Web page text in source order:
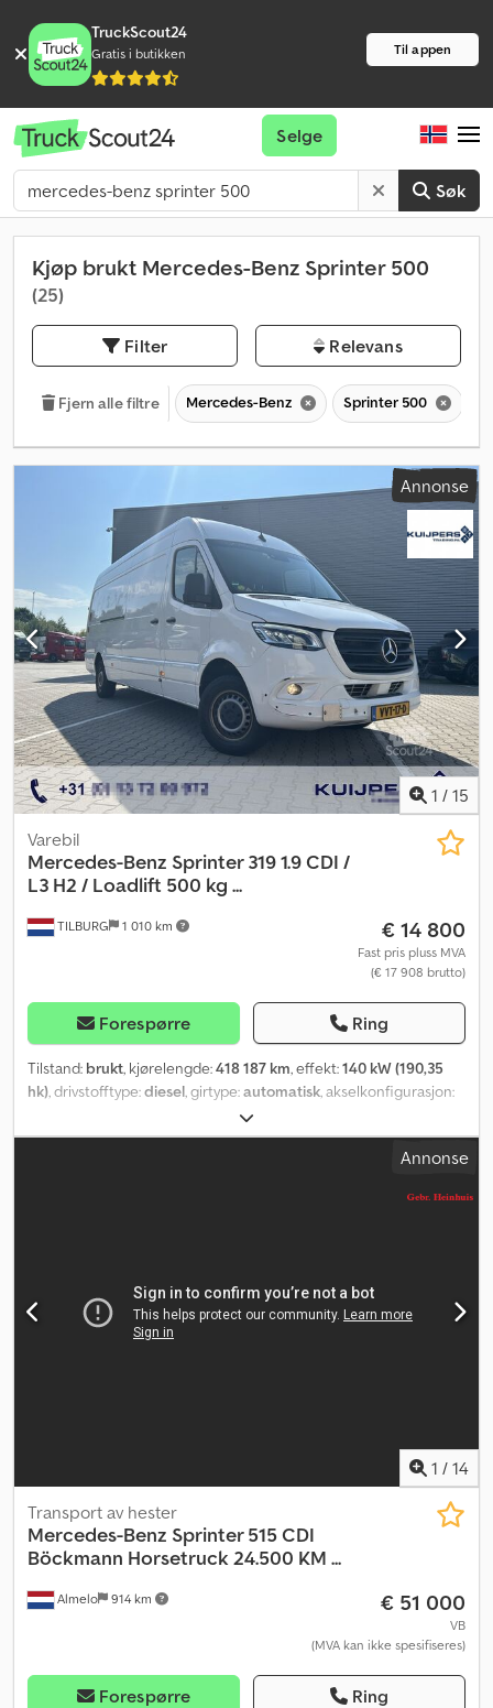
TruckScout24
Gratis i butikken Til appen
Søk
Selge
Kjøp brukt Mercedes-Benz Sprinter 500
(25)
Filter Relevans
Fjern alle filtre Mercedes-Benz Sprinter 500
Annonse
1 / 15
TILBURG 1 010 km
Varebil
Mercedes-Benz Sprinter 319 1.9 CDI /
L3 H2 / Loadlift 500 kg ...
€ 14 800
Fast pris pluss MVA
(€ 17 908 brutto)
Forespørre Ring
Tilstand: brukt, kjørelengde:418 187 km, effekt:140 kW (190,35
hk), drivstofftype:diesel, girtype:automatisk, akselkonfigurasjon:
, første registrering:
drivstofftank kapasitet:71 l, CO₂-utslipp:280 g/km, farge:hvit,
ABS, aircondition, cruiseAnnonse
1 / 14
Almelo 914 km
Transport av hester
Mercedes-Benz Sprinter 515 CDI
Böckmann Horsetruck 24.500 KM ...
€ 51 000
VB
(MVA kan ikke spesifiseres)
Forespørre Ring